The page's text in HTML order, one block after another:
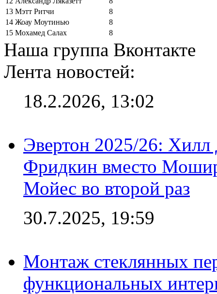
13 Мэтт Ритчи
8
14 Жоау Моутинью
8
15 Мохамед Салах 8
Наша группа Вконтакте
Лента новостей:
18.2.2026, 13:02
Эвертон 2025/26:
Фридкин вместо
Мойес во второй раз
30.7.2025, 19:59
Монтаж стеклянных
функциональных